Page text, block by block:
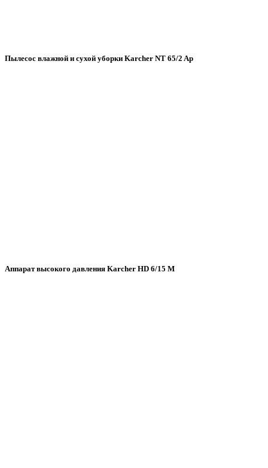
Пылесос влажной и сухой уборки Karcher NT 65/2 Ap
Аппарат высокого давления Karcher HD 6/15 M